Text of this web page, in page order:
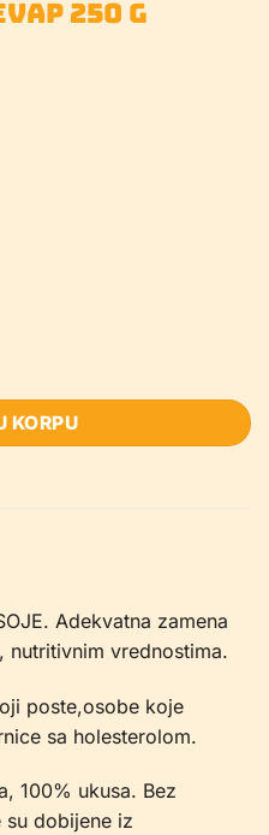
250 g
KORPU
Adekvatna zamena
nutritivnim vrednostima.
poste,osobe koje
sa holesterolom.
100% ukusa. Bez
su dobijene iz